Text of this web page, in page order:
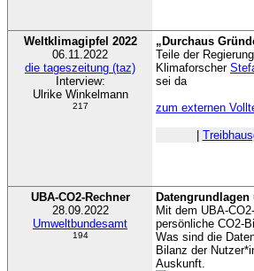
Weltklimagipfel 2022
06.11.2022
die tageszeitung (taz)
Interview:
Ulrike Winkelmann
217
„Durchaus
Teile der
Klimaforscher
sei da
zum externen
UBA-CO2-Rechner
28.09.2022
Umweltbundesamt
194
Mit dem UBA-
persönliche CO2-
Was sind die
Bilanz der
Auskunft.